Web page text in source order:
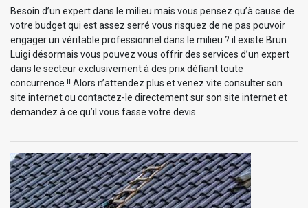
Besoin d’un expert dans le milieu mais vous pensez qu’à cause de
votre budget qui est assez serré vous risquez de ne pas pouvoir
engager un véritable professionnel dans le milieu ? il existe Brun
Luigi désormais vous pouvez vous offrir des services d’un expert
dans le secteur exclusivement à des prix défiant toute
concurrence !! Alors n’attendez plus et venez vite consulter son
site internet ou contactez-le directement sur son site internet et
demandez à ce qu’il vous fasse votre devis.